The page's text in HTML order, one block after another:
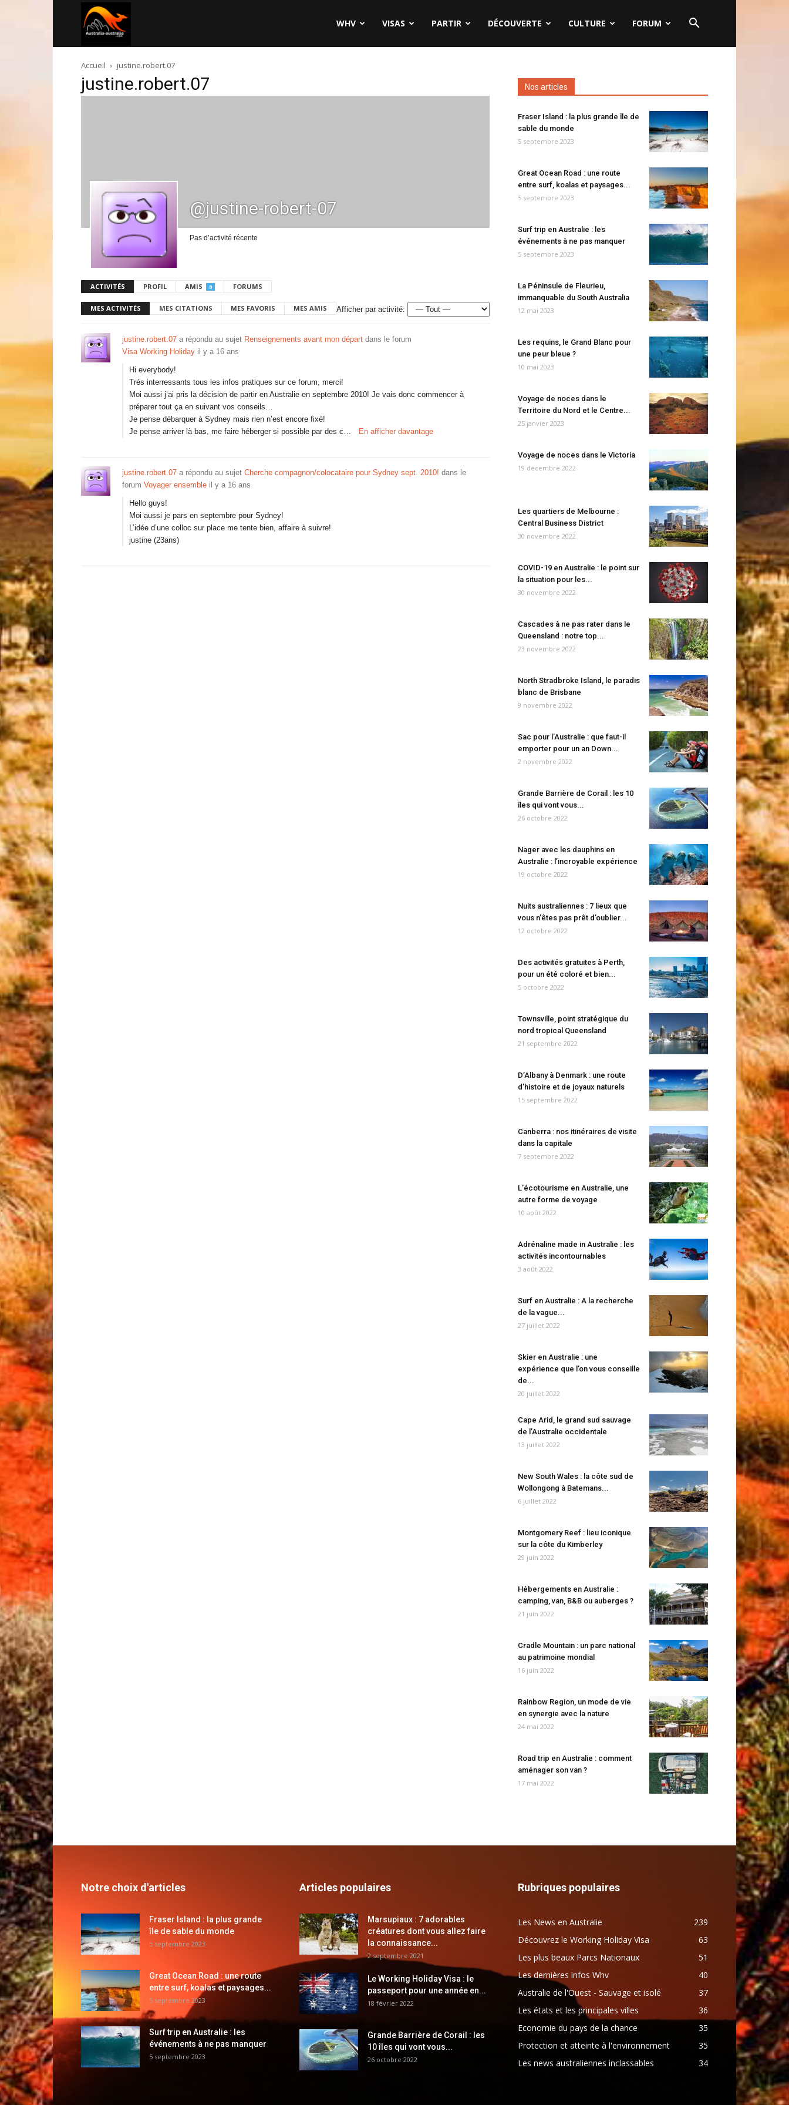
australie.com
WHV VISAS PARTIR DÉCOUVERTE CULTURE FORUM
Accueil justine.robert.07
justine.robert.07
@justine-robert-07
Pas d’activité récente
ACTIVITÉS PROFIL AMIS 0 FORUMS
MES ACTIVITÉS MES CITATIONS MES FAVORIS MES AMIS Afficher par activité:
justine.robert.07 a répondu au sujet Renseignements avant mon départ dans le forum
Visa Working Holiday il y a 16 ans
Hi everybody!
Trés interressants tous les infos pratiques sur ce forum, merci!
Moi aussi j’ai pris la décision de partir en Australie en septembre 2010! Je vais donc commencer à
préparer tout ça en suivant vos conseils…
Je pense débarquer à Sydney mais rien n’est encore fixé!
Je pense arriver là bas, me faire héberger si possible par des c…
En afficher davantage
justine.robert.07 a répondu au sujet Cherche compagnon/colocataire pour Sydney sept. 2010! dans le
forum Voyager ensemble il y a 16 ans
Hello guys!
Moi aussi je pars en septembre pour Sydney!
L’idée d’une colloc sur place me tente bien, affaire à suivre!
justine (23ans)
Nos articles
Fraser Island : la plus grande île de
sable du monde
5 septembre 2023
Great Ocean Road : une route
entre surf, koalas et paysages...
5 septembre 2023
Surf trip en Australie : les
événements à ne pas manquer
5 septembre 2023
La Péninsule de Fleurieu,
immanquable du South Australia
12 mai 2023
Les requins, le Grand Blanc pour
une peur bleue ?
10 mai 2023
Voyage de noces dans le
Territoire du Nord et le Centre...
25 janvier 2023
Voyage de noces dans le Victoria
19 décembre 2022
Les quartiers de Melbourne :
Central Business District
30 novembre 2022
COVID-19 en Australie : le point sur
la situation pour les...
30 novembre 2022
Cascades à ne pas rater dans le
Queensland : notre top...
23 novembre 2022
North Stradbroke Island, le paradis
blanc de Brisbane
9 novembre 2022
Sac pour l’Australie : que faut-il
emporter pour un an Down...
2 novembre 2022
Grande Barrière de Corail : les 10
îles qui vont vous...
26 octobre 2022
Nager avec les dauphins en
Australie : l’incroyable expérience
19 octobre 2022
Nuits australiennes : 7 lieux que
vous n’êtes pas prêt d’oublier...
12 octobre 2022
Des activités gratuites à Perth,
pour un été coloré et bien...
5 octobre 2022
Townsville, point stratégique du
nord tropical Queensland
21 septembre 2022
D’Albany à Denmark : une route
d’histoire et de joyaux naturels
15 septembre 2022
Canberra : nos itinéraires de visite
dans la capitale
7 septembre 2022
L’écotourisme en Australie, une
autre forme de voyage
10 août 2022
Adrénaline made in Australie : les
activités incontournables
3 août 2022
Surf en Australie : A la recherche
de la vague...
27 juillet 2022
Skier en Australie : une
expérience que l’on vous conseille
de...
20 juillet 2022
Cape Arid, le grand sud sauvage
de l’Australie occidentale
13 juillet 2022
New South Wales : la côte sud de
Wollongong à Batemans...
6 juillet 2022
Montgomery Reef : lieu iconique
sur la côte du Kimberley
29 juin 2022
Hébergements en Australie :
camping, van, B&B ou auberges ?
21 juin 2022
Cradle Mountain : un parc national
au patrimoine mondial
16 juin 2022
Rainbow Region, un mode de vie
en synergie avec la nature
24 mai 2022
Road trip en Australie : comment
aménager son van ?
17 mai 2022
Notre choix d'articles
Fraser Island : la plus grande
île de sable du monde
5 septembre 2023
Great Ocean Road : une route
entre surf, koalas et paysages...
5 septembre 2023
Surf trip en Australie : les
événements à ne pas manquer
5 septembre 2023
Articles populaires
Marsupiaux : 7 adorables
créatures dont vous allez faire
la connaissance...
2 septembre 2021
Le Working Holiday Visa : le
passeport pour une année en...
18 février 2022
Grande Barrière de Corail : les
10 îles qui vont vous...
26 octobre 2022
Rubriques populaires
Les News en Australie
239
Découvrez le Working Holiday Visa
63
Les plus beaux Parcs Nationaux
51
Les dernières infos Whv
40
Australie de l'Ouest - Sauvage et isolé
37
Les états et les principales villes
36
Economie du pays de la chance
35
Protection et atteinte à l'environnement
35
Les news australiennes inclassables
34